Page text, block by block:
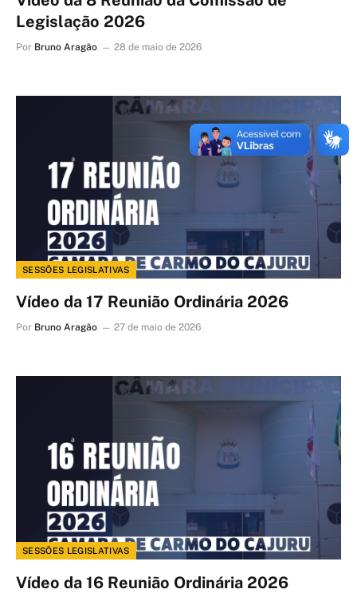
Legislação 2026
Por Bruno Aragão 28 de maio de 2026
SESSÕES LEGISLATIVAS
Vídeo da 17 Reunião Ordinária 2026
Por Bruno Aragão 27 de maio de 2026
SESSÕES LEGISLATIVAS
Vídeo da 16 Reunião Ordinária 2026